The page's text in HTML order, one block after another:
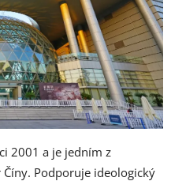
2001 a je jedním z
Podporuje ideologický